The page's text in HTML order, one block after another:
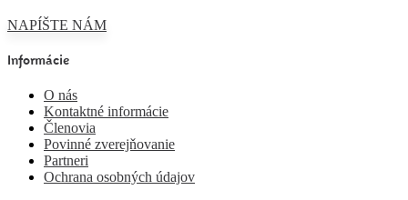
NAPÍŠTE NÁM
Informácie
O nás
Kontaktné informácie
Členovia
Povinné zverejňovanie
Partneri
Ochrana osobných údajov